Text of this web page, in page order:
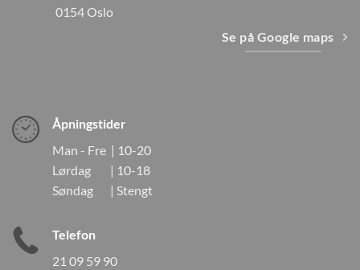
0154 Oslo
Se på Google maps
Åpningstider
Man - Fre | 10-20
Lørdag | 10-18
Søndag | Stengt
Telefon
21 09 59 90